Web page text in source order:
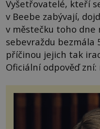
Vyšetřovatelé, kteří
v Beebe zabývají,
v městečku toho dne
sebevraždu bezmála
příčinou jejich tak
Oficiální odpověď